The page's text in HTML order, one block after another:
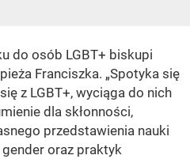
do osób LGBT+ biskupi
Franciszka. „Spotyka się
z LGBT+, wyciąga do nich
dla skłonności,
przedstawienia nauki
oraz praktyk